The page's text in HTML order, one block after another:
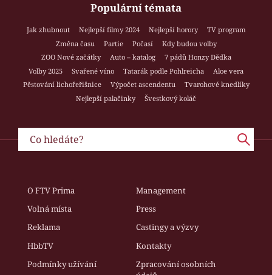
Populární témata
Jak zhubnout Nejlepší filmy 2024 Nejlepší horory
TV program
Změna času
Partie Počasí
Kdy budou volby
ZOO Nové začátky
Auto – katalog
7 pádů Honzy Dědka
Volby 2025
Svařené víno Tatarák podle Pohlreicha
Aloe vera
Pěstování lichořeřišnice
Výpočet ascendentu
Tvarohové knedlíky
Nejlepší palačinky
Švestkový koláč
O FTV Prima
Management
Volná místa
Press
Reklama
Castingy a výzvy
HbbTV
Kontakty
Podmínky užívání
Zpracování osobních